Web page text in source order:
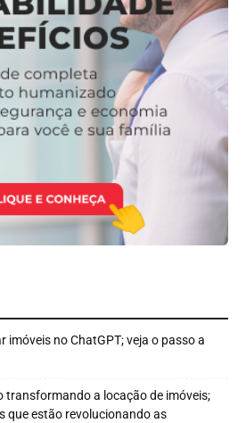
imóveis no ChatGPT; veja o passo a
transformando a locação de imóveis;
que estão revolucionando as